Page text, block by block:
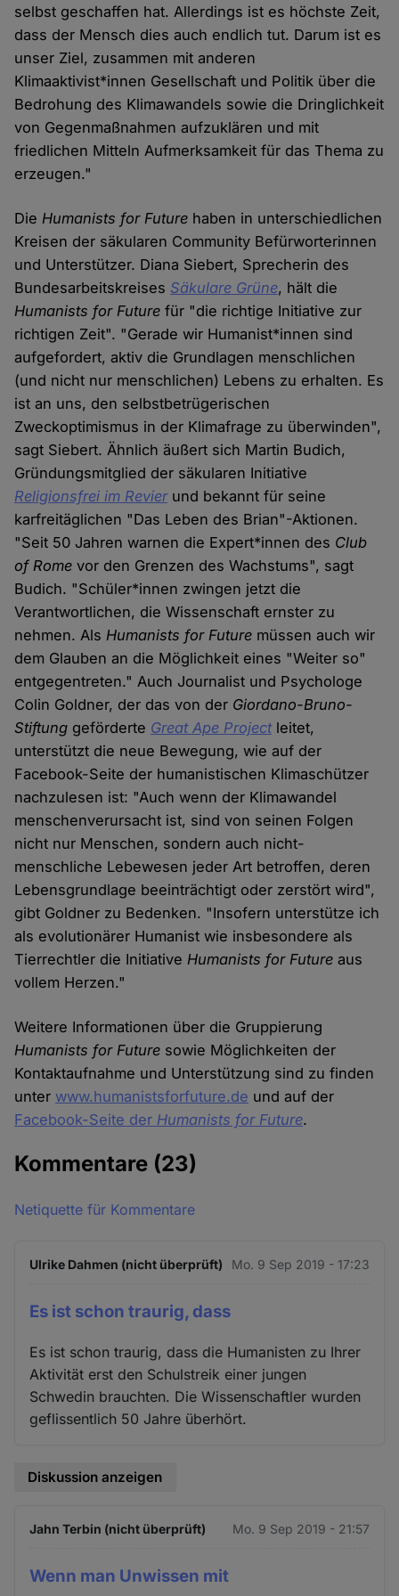
selbst geschaffen hat. Allerdings ist es höchste Zeit,
dass der Mensch dies auch endlich tut. Darum ist es
unser Ziel, zusammen mit anderen
Klimaaktivist*innen Gesellschaft und Politik über die
Bedrohung des Klimawandels sowie die Dringlichkeit
von Gegenmaßnahmen aufzuklären und mit
friedlichen Mitteln Aufmerksamkeit für das Thema zu
erzeugen."
DieHumanists for Future haben in unterschiedlichen
Kreisen der säkularen Community Befürworterinnen
und Unterstützer. Diana Siebert, Sprecherin des
Bundesarbeitskreises Säkulare Grüne, hält die
Humanists for Future für "die richtige Initiative zur
richtigen Zeit". "Gerade wir Humanist*innen sind
aufgefordert, aktiv die Grundlagen menschlichen
(und nicht nur menschlichen) Lebens zu erhalten. Es
ist an uns, den selbstbetrügerischen
Zweckoptimismus in der Klimafrage zu überwinden",
sagt Siebert. Ähnlich äußert sich Martin Budich,
Gründungsmitglied der säkularen Initiative
Religionsfrei im Revier und bekannt für seine
karfreitäglichen "Das Leben des Brian"-Aktionen.
"Seit 50 Jahren warnen die Expert*innen des Club
of Rome vor den Grenzen des Wachstums", sagt
Budich. "Schüler*innen zwingen jetzt die
Verantwortlichen, die Wissenschaft ernster zu
nehmen. AlsHumanists for Future müssen auch wir
dem Glauben an die Möglichkeit eines "Weiter so"
entgegentreten." Auch Journalist und Psychologe
Colin Goldner, der das von der Giordano-Bruno-
Stiftung geförderte Great Ape Projectleitet,
unterstützt die neue Bewegung, wie auf der
Facebook-Seite der humanistischen Klimaschützer
nachzulesen ist: "Auch wenn der Klimawandel
menschenverursacht ist, sind von seinen Folgen
nicht nur Menschen, sondern auch nicht-
menschliche Lebewesen jeder Art betroffen, deren
Lebensgrundlage beeinträchtigt oder zerstört wird",
gibt Goldner zu Bedenken. "Insofern unterstütze ich
als evolutionärer Humanist wie insbesondere als
Tierrechtler die InitiativeHumanists for Future aus
vollem Herzen."
Weitere Informationen über die Gruppierung
Humanists for Future sowie Möglichkeiten der
Kontaktaufnahme und Unterstützung sind zu finden
unter www.humanistsforfuture.de und auf der
Facebook-Seite der Humanists for Future.
Kommentare (23)
Netiquette für Kommentare
Ulrike Dahmen (nicht überprüft) Mo. 9 Sep 2019 - 17:23
Es ist schon traurig, dass
Es ist schon traurig, dass die Humanisten zu Ihrer
Aktivität erst den Schulstreik einer jungen
Schwedin brauchten. Die Wissenschaftler wurden
geflissentlich 50 Jahre überhört.
Diskussion anzeigen
Jahn Terbin (nicht überprüft) Mo. 9 Sep 2019 - 21:57
Wenn man Unwissen mit